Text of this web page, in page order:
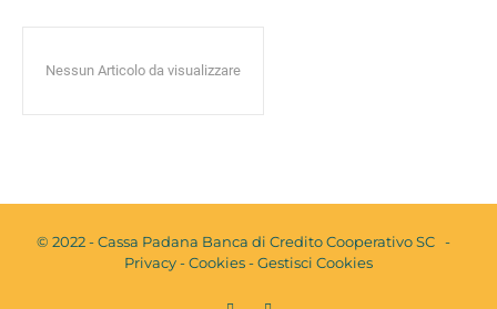
Nessun Articolo da visualizzare
© 2022 - Cassa Padana Banca di Credito Cooperativo SC -
Privacy-Cookies-Gestisci Cookies